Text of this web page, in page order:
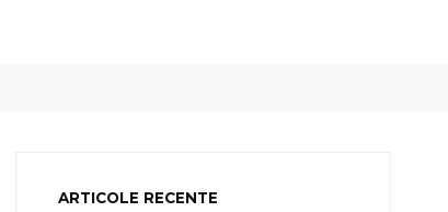
ARTICOLE RECENTE